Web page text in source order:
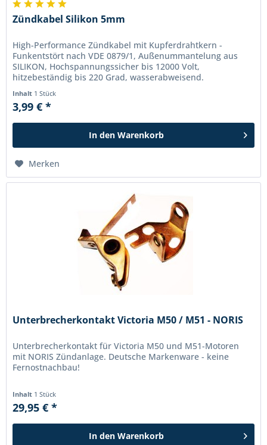
Zündkabel Silikon 5mm
High-Performance Zündkabel mit Kupferdrahtkern -
Funkentstört nach VDE 0879/1, Außenummantelung aus
SILIKON, Hochspannungssicher bis 12000 Volt,
hitzebeständig bis 220 Grad, wasserabweisend.
Inhalt 1 Stück
3,99 € *
In den Warenkorb
Merken
Unterbrecherkontakt Victoria M50 / M51 - NORIS
Unterbrecherkontakt für Victoria M50 und M51-Motoren
mit NORIS Zündanlage. Deutsche Markenware - keine
Fernostnachbau!
Inhalt 1 Stück
29,95 € *
In den Warenkorb